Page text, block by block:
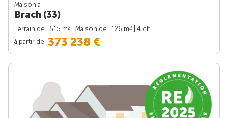
Maison à
Brach (33)
Terrain de : 515 m2 | Maison de : 126 m2
| 4 ch.
à partir de 373 238 €